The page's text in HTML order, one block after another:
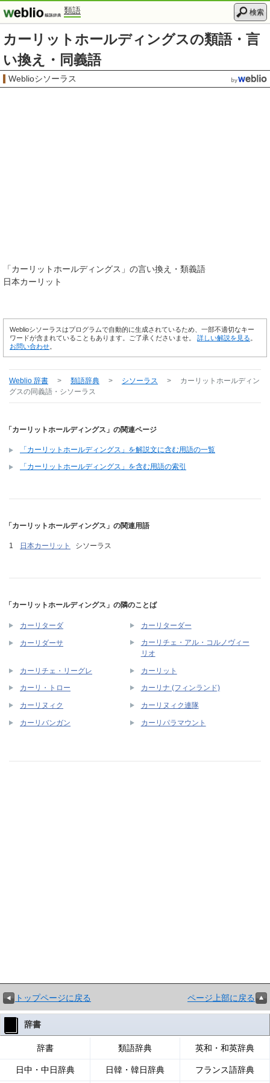
類語 検索
カーリットホールディングスの類語・言
い換え・同義語
Weblioシソーラス
「カーリットホールディングス 」の言い換え・類義語
日本カーリット
Weblioシソーラスはプログラムで自動的に生成されているため、一部不適切なキー
ワードが含まれていることもあります。ご了承くださいませ。 詳しい解説を見る
お問い合わせ
Weblio 辞書 > 類語辞典 > シソーラス >
カーリットホールディン
グスの同義語・シソーラス
「カーリットホールディングス」の関連ページ
「カーリットホールディングス」を解説文に含む用語の一覧
「カーリットホールディングス」を含む用語の索引
「カーリットホールディングス」の関連用語
日本カーリット シソーラス
「カーリットホールディングス」の隣のことば
カーリターダ カーリターダー
カーリダーサ
カーリチェ・アル・コルノヴィー
リオ
カーリチェ・リーグレ カーリット
カーリ・トロー カーリナ (フィンランド)
カーリヌィク カーリヌィク連隊
カーリバンガン カーリパラマウント
トップページに戻る ページ上部に戻る
辞書
辞書 類語辞典 英和・和英辞典
日中・中日辞典 日韓・韓日辞典 フランス語辞典